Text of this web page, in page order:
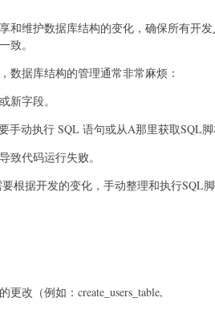
和维护数据库结构的变化，确保所有开
致。
数据库结构的管理通常非常麻烦：
新字段。
动执行 SQL 语句或从A那里获取SQL脚
致代码运行失败。
根据开发的变化，手动整理和执行SQL
改（例如：create_users_table,